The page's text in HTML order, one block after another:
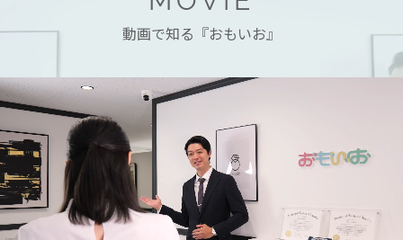
動画で知る『おもいお』